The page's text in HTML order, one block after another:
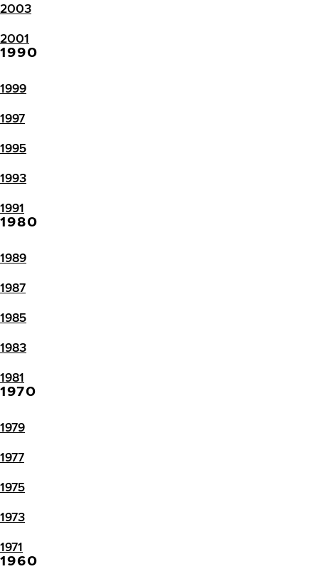
2003
2001
1990
1999
1997
1995
1993
1991
1980
1989
1987
1985
1983
1981
1970
1979
1977
1975
1973
1971
1960